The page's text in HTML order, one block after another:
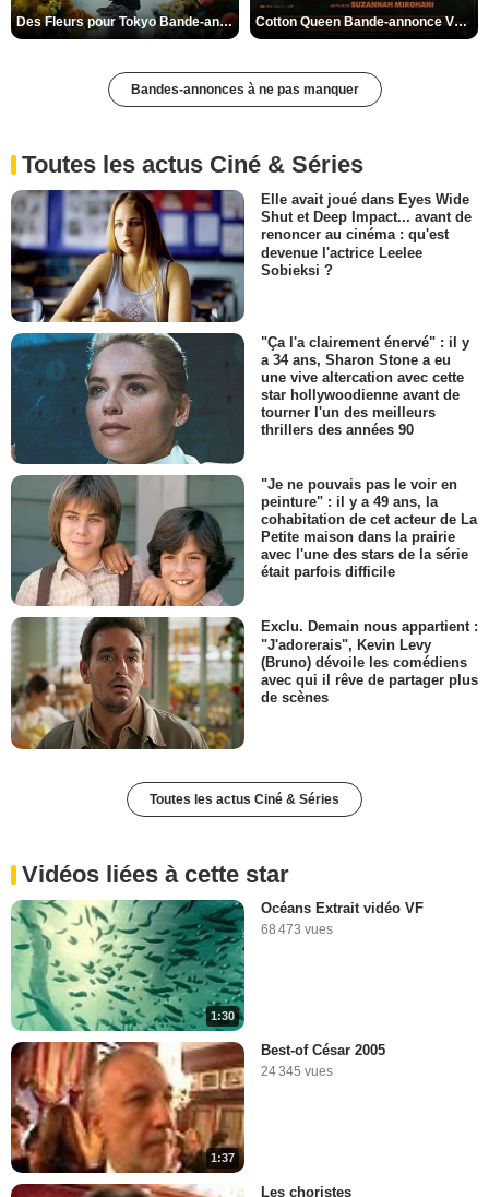
Des Fleurs pour Tokyo Bande-annonce VO STFR Cotton Queen Bande-annonce VO STFR
Bandes-annonces à ne pas manquer
Toutes les actus Ciné & Séries
Elle avait joué dans Eyes Wide
Shut et Deep Impact... avant de
renoncer au cinéma : qu'est
devenue l'actrice Leelee
Sobieksi ?
"Ça l'a clairement énervé" : il y
a 34 ans, Sharon Stone a eu
une vive altercation avec cette
star hollywoodienne avant de
tourner l'un des meilleurs
thrillers des années 90
"Je ne pouvais pas le voir en
peinture" : il y a 49 ans, la
cohabitation de cet acteur de La
Petite maison dans la prairie
avec l'une des stars de la série
était parfois difficile
Exclu. Demain nous appartient :
"J'adorerais", Kevin Levy
(Bruno) dévoile les comédiens
avec qui il rêve de partager plus
de scènes
Toutes les actus Ciné & Séries
Vidéos liées à cette star
1:30
Océans Extrait vidéo VF
68 473 vues
1:37
Best-of César 2005
24 345 vues
Les choristes